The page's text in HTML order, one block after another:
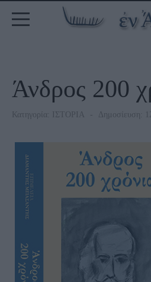
Άνδρος 200
Κατηγορία: ΙΣΤΟΡΙΑ Δημοσίευση: